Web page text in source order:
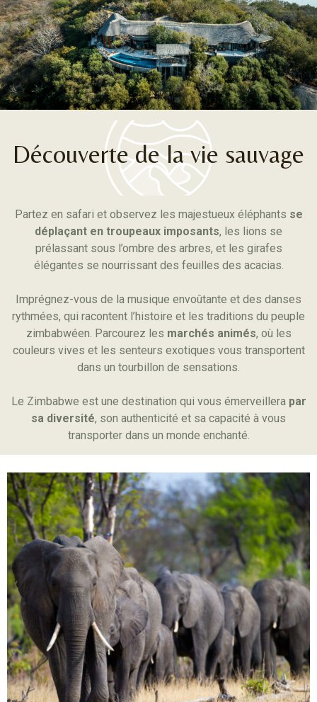
Découverte de la vie sauvage
Partez en safari et observez les majestueux éléphants se
déplaçant en troupeaux imposants, les lions se
prélassant sous l’ombre des arbres, et les girafes
élégantes se nourrissant des feuilles des acacias.
Imprégnez-vous de la musique envoûtante et des danses
rythmées, qui racontent l’histoire et les traditions du peuple
zimbabwéen. Parcourez les marchés animés, où les
couleurs vives et les senteurs exotiques vous transportent
dans un tourbillon de sensations.
Le Zimbabwe est une destination qui vous émerveillera par
sa diversité, son authenticité et sa capacité à vous
transporter dans un monde enchanté.